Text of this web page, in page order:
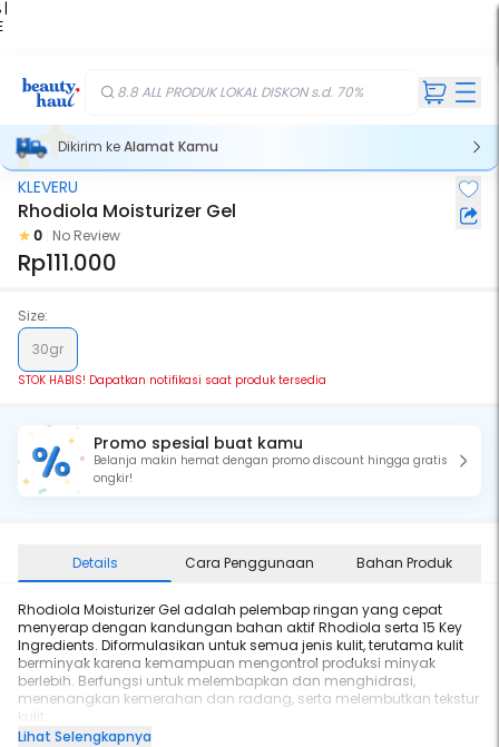
|
8.8 ALL PRODUK LOKAL DISKON s.d. 70%
Dikirim keAlamat Kamu
Stok Habis
KLEVERU
Rhodiola Moisturizer Gel
0 No Review
Rp111.000
Size:
30gr
STOK HABIS! Dapatkan notifikasi saat produk tersedia
Promo spesial buat kamu
Belanja makin hemat dengan promo discount hingga gratis
ongkir!
Details Cara Penggunaan Bahan Produk
Rhodiola Moisturizer Gel adalah pelembap ringan yang cepat
menyerap dengan kandungan bahan aktif Rhodiola serta 15 Key
Ingredients. Diformulasikan untuk semua jenis kulit, terutama kulit
berminyak karena kemampuan mengontrol produksi minyak
berlebih. Berfungsi untuk melembapkan dan menghidrasi,
menenangkan kemerahan dan radang, serta melembutkan tekstur
kulit.
Lihat Selengkapnya